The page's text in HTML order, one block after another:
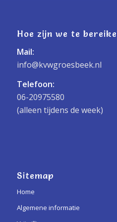
Hoe zijn we te
Mail:
info@kvwgroesbeek.nl
Telefoon:
06-20975580
(alleen tijdens de week)
Sitemap
Home
Algemene informatie